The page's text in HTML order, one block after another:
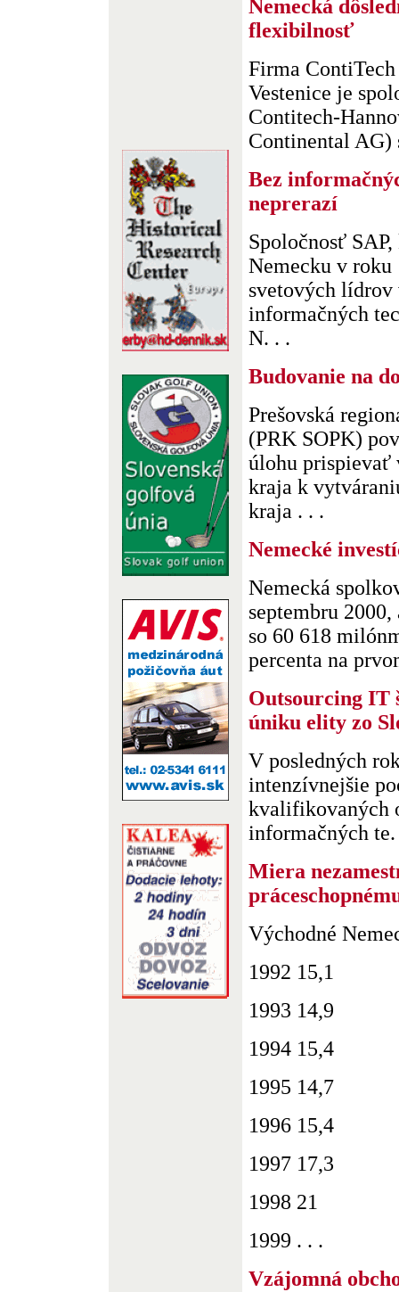
Nemecká
flexibilnosť
Firma
Vestenice je
Contitech-
Continental AG)
Bez
neprerazí
Spoločnosť
Nemecku v roku
svetových
informačných
N. . .
Budovanie na
Prešovská
(PRK SOPK)
úlohu prispievať
kraja k
kraja . . .
Nemecké
Nemecká
septembru
so 60 618
percenta na
Outsourcing IT
úniku elity zo
V posledných
intenzívnejšie
kvalifikovaných
informačných te.
Miera
Východné
1992 15,1
1993 14,9
1994 15,4
1995 14,7
1996 15,4
1997 17,3
1998 21
1999 . . .
Vzájomná